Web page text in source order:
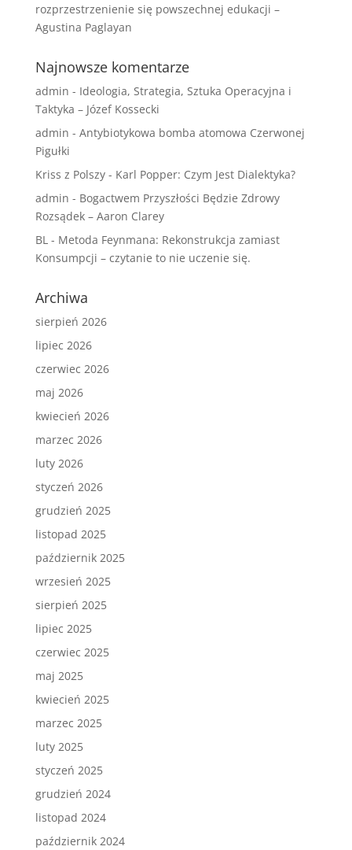
rozprzestrzenienie się powszechnej edukacji –
Agustina Paglayan
Najnowsze komentarze
admin - Ideologia, Strategia, Sztuka Operacyjna i
Taktyka – Józef Kossecki
admin - Antybiotykowa bomba atomowa Czerwonej
Pigułki
Kriss z Polszy- Karl Popper: Czym Jest Dialektyka?
admin - Bogactwem Przyszłości Będzie Zdrowy
Rozsądek – Aaron Clarey
BL- Metoda Feynmana: Rekonstrukcja zamiast
Konsumpcji – czytanie to nie uczenie się.
Archiwa
sierpień 2026
lipiec 2026
czerwiec 2026
maj 2026
kwiecień 2026
marzec 2026
luty 2026
styczeń 2026
grudzień 2025
listopad 2025
październik 2025
wrzesień 2025
sierpień 2025
lipiec 2025
czerwiec 2025
maj 2025
kwiecień 2025
marzec 2025
luty 2025
styczeń 2025
grudzień 2024
listopad 2024
październik 2024